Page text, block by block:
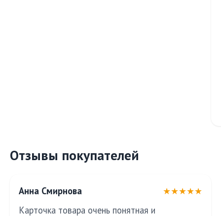
Отзывы покупателей
Анна Смирнова
★★★★★
Карточка товара очень понятная и